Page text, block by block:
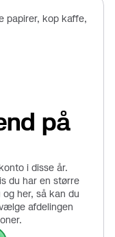
på
i disse år.
du har en større
her, så kan du
afdelingen